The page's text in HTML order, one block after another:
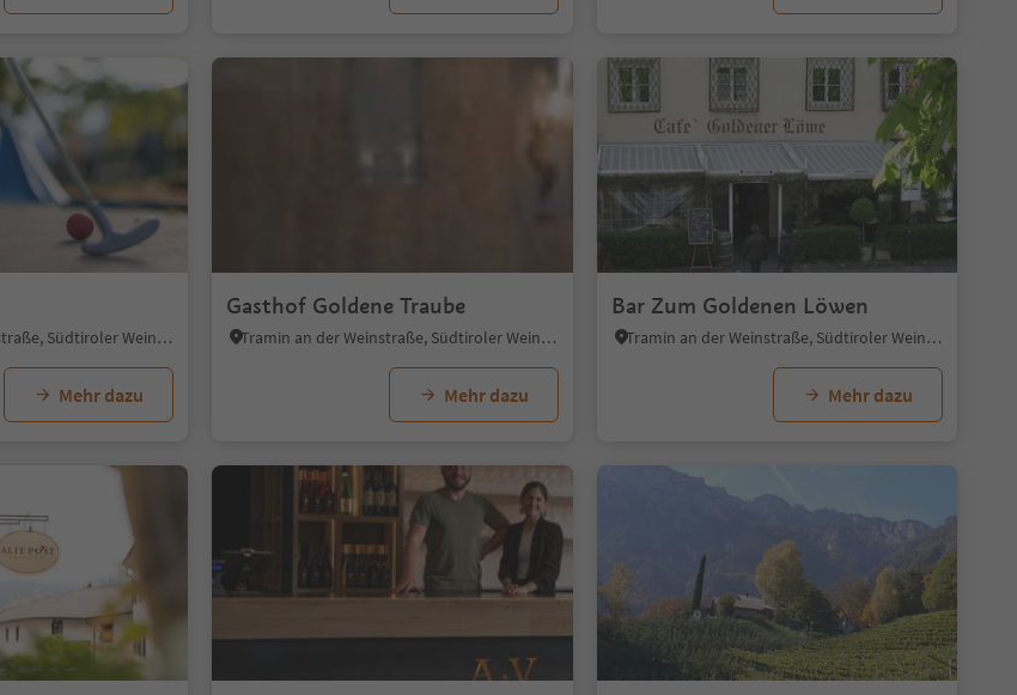
Tramin an der Weinstraße, Südtiroler Weinstraße
Mehr dazu
Gasthof Goldene Traube
Tramin an der Weinstraße, Südtiroler Weinstraße
Mehr dazu
Bar Zum Goldenen Löwen
Tramin an der Weinstraße, Südtiroler Weinstraße
Mehr dazu
1/6